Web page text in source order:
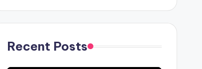
Recent Posts